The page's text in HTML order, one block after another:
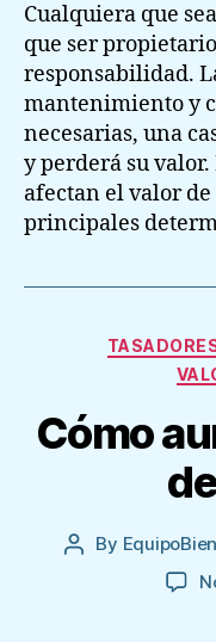
Cualquiera que
que ser
responsabilidad.
mantenimiento y
necesarias, una
y perderá su valor.
afectan el valor de
principales
Cómo
Post
By